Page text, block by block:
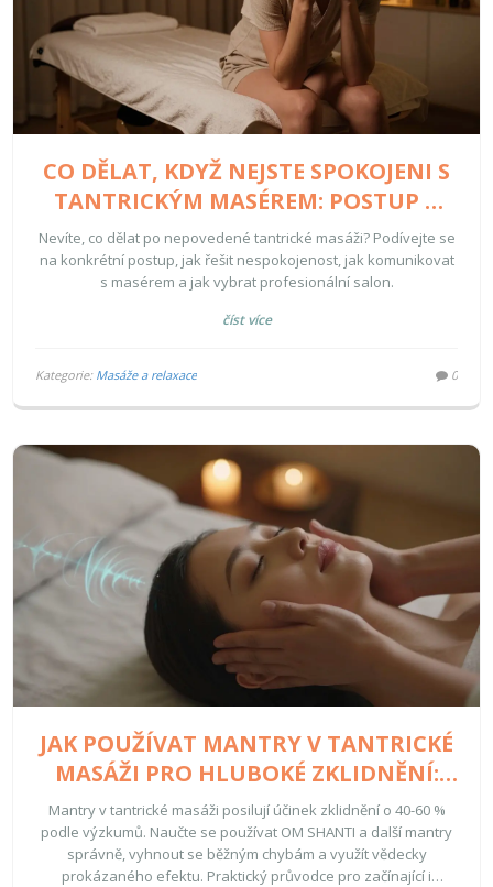
CO DĚLAT, KDYŽ NEJSTE SPOKOJENI S
TANTRICKÝM MASÉREM: POSTUP A
ŘEŠENÍ
Nevíte, co dělat po nepovedené tantrické masáži? Podívejte se
na konkrétní postup, jak řešit nespokojenost, jak komunikovat
s masérem a jak vybrat profesionální salon.
číst více
Kategorie: Masáže a relaxace 0
JAK POUŽÍVAT MANTRY V TANTRICKÉ
MASÁŽI PRO HLUBOKÉ ZKLIDNĚNÍ:
PRAKTICKÝ PRŮVODCE
Mantry v tantrické masáži posilují účinek zklidnění o 40-60 %
podle výzkumů. Naučte se používat OM SHANTI a další mantry
správně, vyhnout se běžným chybám a využít vědecky
prokázaného efektu. Praktický průvodce pro začínající i